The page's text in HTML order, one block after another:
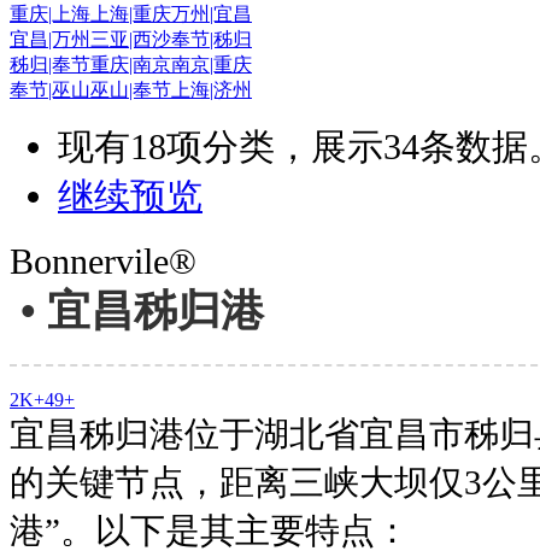
重庆|上海 上海|重庆万州|宜昌
宜昌|万州 三亚|西沙奉节|秭归
秭归|奉节重庆|南京南京|重庆
奉节|巫山巫山|奉节 上海|济州
现有18项分类，展示34条数据
继续预览
Bonnervile®
• 宜昌秭归港
2K+49+
宜昌秭归港位于湖北省宜昌市秭
的关键节点，距离三峡大坝仅3公
港”。以下是其主要特点：